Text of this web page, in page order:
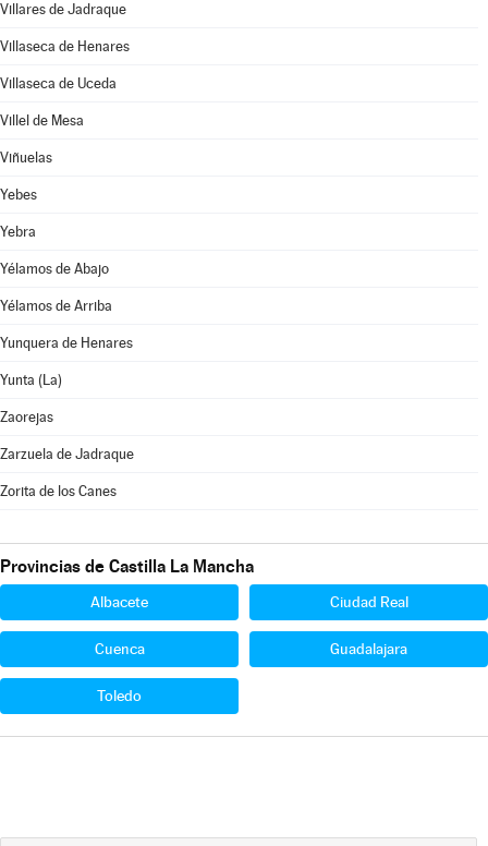
Villares de Jadraque
Villaseca de Henares
Villaseca de Uceda
Villel de Mesa
Viñuelas
Yebes
Yebra
Yélamos de Abajo
Yélamos de Arriba
Yunquera de Henares
Yunta (La)
Zaorejas
Zarzuela de Jadraque
Zorita de los Canes
Provincias de Castilla La Mancha
Albacete Ciudad Real
Cuenca Guadalajara
Toledo